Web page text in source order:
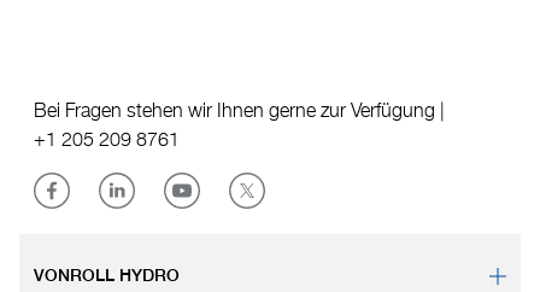
Bei Fragen stehen wir Ihnen gerne zur Verfügung |
+1 205 209 8761
VONROLL HYDRO